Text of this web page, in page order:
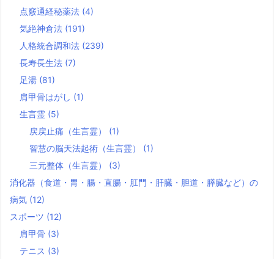
点竅通経秘薬法 (4)
気絶神倉法 (191)
人格統合調和法 (239)
長寿長生法 (7)
足湯 (81)
肩甲骨はがし (1)
生言霊 (5)
戻戻止痛（生言霊） (1)
智慧の脳天法起術（生言霊） (1)
三元整体（生言霊） (3)
消化器（食道・胃・腸・直腸・肛門・肝臓・胆道・膵臓など）の
病気 (12)
スポーツ (12)
肩甲骨 (3)
テニス (3)